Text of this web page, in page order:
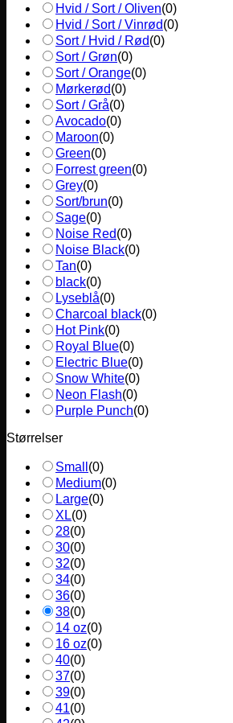
Hvid / Sort / Oliven(0)
Hvid / Sort / Vinrød(0)
Sort / Hvid / Rød(0)
Sort / Grøn(0)
Sort / Orange(0)
Mørkerød(0)
Sort / Grå(0)
Avocado(0)
Maroon(0)
Green(0)
Forrest green(0)
Grey(0)
Sort/brun(0)
Sage(0)
Noise Red(0)
Noise Black(0)
Tan(0)
black(0)
Lyseblå(0)
Charcoal black(0)
Hot Pink(0)
Royal Blue(0)
Electric Blue(0)
Snow White(0)
Neon Flash(0)
Purple Punch(0)
Størrelser
Small (0)
Medium(0)
Large(0)
XL(0)
28(0)
30(0)
32(0)
34(0)
36(0)
38(0)
14 oz(0)
16 oz(0)
40(0)
37(0)
39(0)
41(0)